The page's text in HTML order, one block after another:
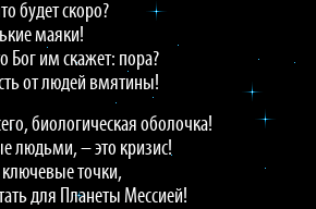
будет скоро?
маяки!
Бог им скажет: пора?
от людей вмятины!
биологическая оболочка!
людьми, – это кризис!
ключевые точки,
для Планеты Мессией!